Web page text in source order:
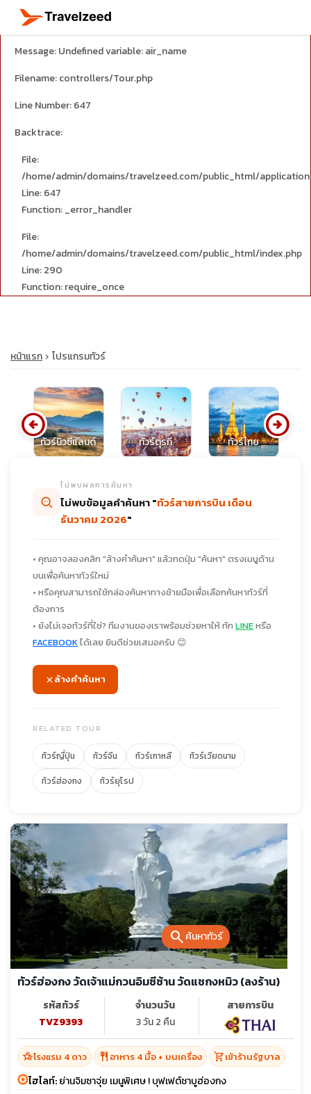
A PHP Error was encountered
Severity: Notice
Message: Undefined variable: air_name
Filename: controllers/Tour.php
Line Number: 647
Backtrace:
File:
/home/admin/domains/travelzeed.com/public_html/
Line: 647
Function: _error_handler
File:
/home/admin/domains/travelzeed.com/public_html/index.php
Line: 290
Function: require_once
calendar_month
หน้าแรก โปรแกรมทัวร์
ทัวร์นิวซีแลนด์ ทัวร์ตุรกี ทัวร์ไทย
arrow_circle_left arrow_circle_right
searchค้นหาทัวร์
ไม่พบผลการค้นหา
ไม่พบข้อมูลคำค้นหา "ทัวร์สายการบิน เดือน
ธันวาคม 2026"
• คุณอาจลองคลิก "ล้างคำค้นหา" แล้วกดปุ่ม "ค้นหา" ตรงเมนูด้าน
บนเพื่อค้นหาทัวร์ใหม่
• หรือคุณสามารถใช้กล่องค้นหาทางซ้ายมือเพื่อเลือกค้นหาทัวร์ที่
ต้องการ
• ยังไม่เจอทัวร์ที่ใช่? ทีมงานของเราพร้อมช่วยหาให้ ทัก LINEหรือ
FACEBOOKได้เลย ยินดีช่วยเสมอครับ 😊
ล้างคำค้นหา
RELATED TOUR
ทัวร์ญี่ปุ่น ทัวร์จีน ทัวร์เกาหลี
ทัวร์เวียดนาม
ทัวร์ฮ่องกง
ทัวร์ยุโรป
ทัวร์ฮ่องกง วัดเจ้าแม่กวนอิมซีซ้าน วัดแชกงหมิว (ลงร้าน)
รหัสทัวร์
TVZ9393
จำนวนวัน
3 วัน 2 คืน
สายการบิน
hotel_classโรงแรม 4 ดาว restaurant อาหาร 4 มื้อ + บนเครื่อง shopping_cartเข้าร้านรัฐบาล
ไฮไลท์:ย่านจิมซาจุ่ย เมนูพิเศษ ! บุฟเฟต์ชาบูฮ่องกง